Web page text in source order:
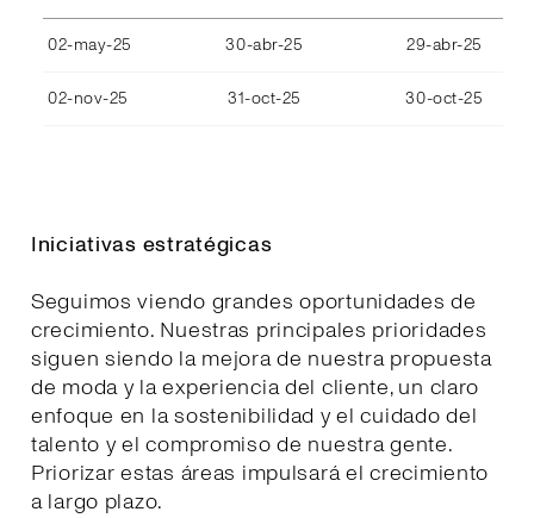
02-may-25 30-abr-25 29-abr-25
02-nov-25 31-oct-25 30-oct-25
Iniciativas estratégicas
Seguimos viendo grandes oportunidades de
crecimiento. Nuestras principales prioridades
siguen siendo la mejora de nuestra propuesta
de moda y la experiencia del cliente, un claro
enfoque en la sostenibilidad y el cuidado del
talento y el compromiso de nuestra gente.
Priorizar estas áreas impulsará el crecimiento
a largo plazo.